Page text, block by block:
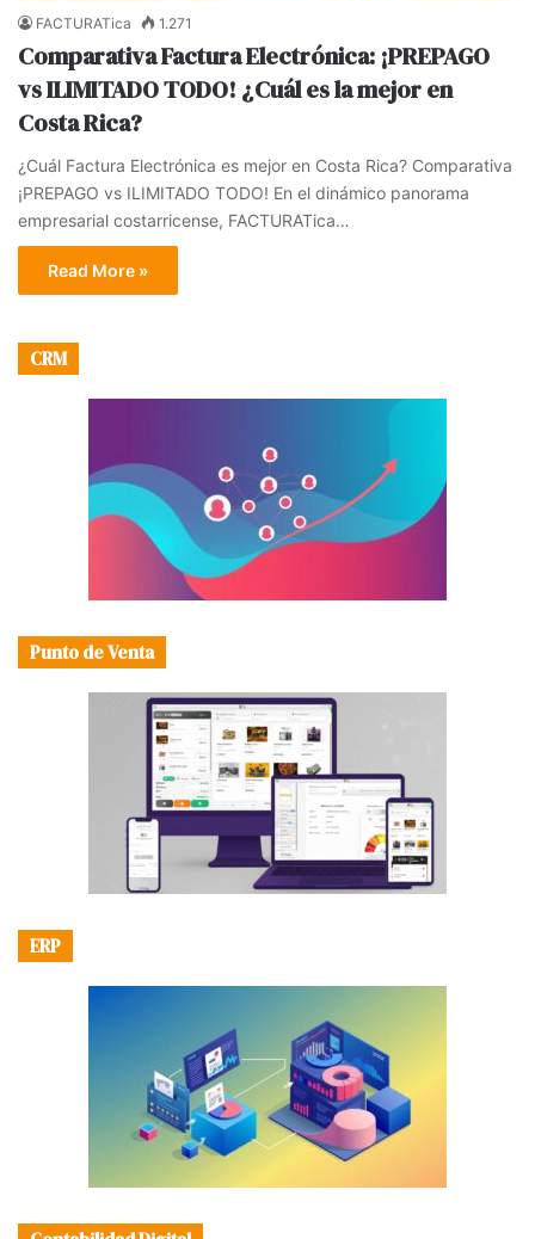
FACTURATica 1.271
Comparativa Factura Electrónica: ¡PREPAGO
vs ILIMITADO TODO! ¿Cuál es la mejor en
Costa Rica?
¿Cuál Factura Electrónica es mejor en Costa Rica? Comparativa
¡PREPAGO vs ILIMITADO TODO! En el dinámico panorama
empresarial costarricense, FACTURATica…
Read More »
CRM
Punto de Venta
ERP